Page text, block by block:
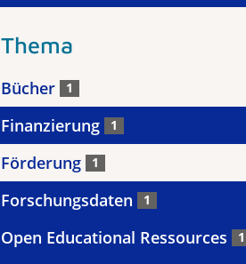
Thema
Bücher 1
Finanzierung 1
Förderung 1
Forschungsdaten 1
Open Educational Ressources 1